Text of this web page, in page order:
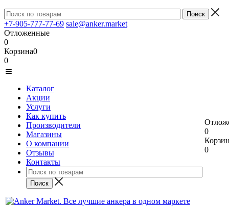
+7-905-777-77-69 sale@anker.market
Отложенные
0
Корзина0
0
Каталог
Акции
Услуги
Как купить
Производители
Магазины
О компании
Отзывы
Контакты
0
0